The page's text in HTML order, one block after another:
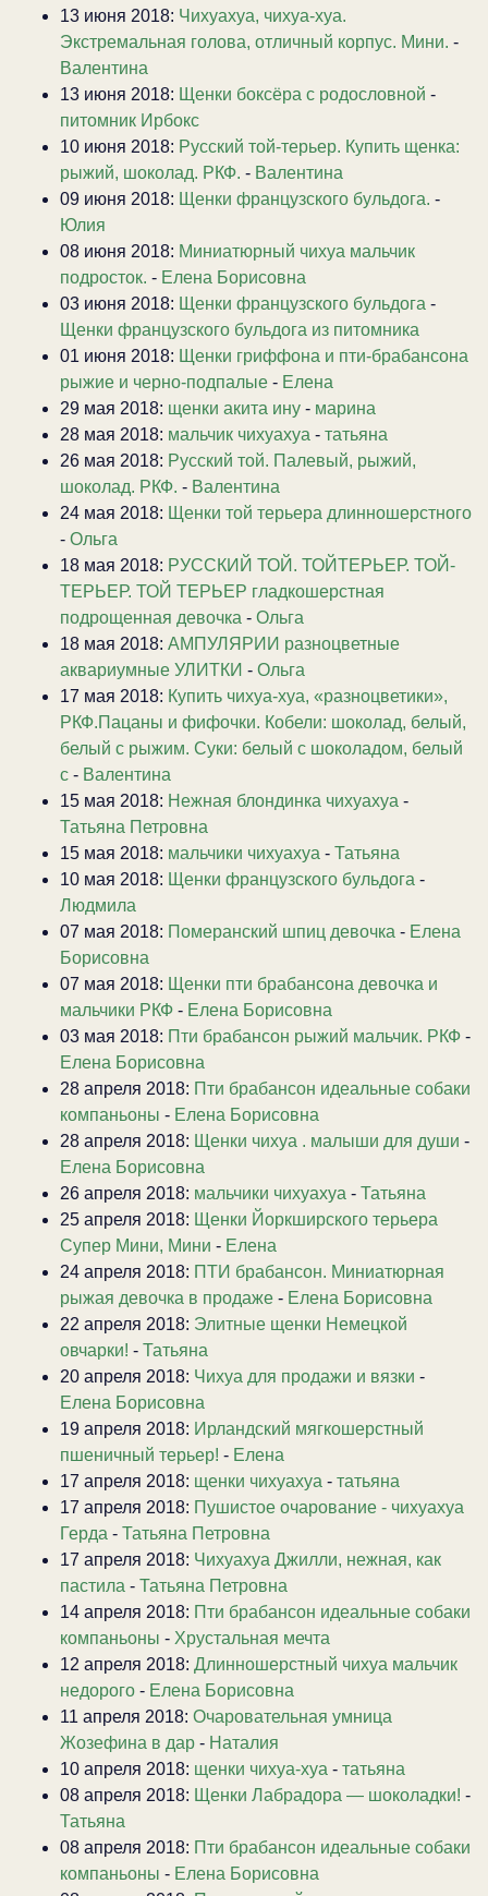
13 июня 2018: Чихуахуа, чихуа-хуа.
Экстремальная голова, отличный корпус. Мини. -
Валентина
13 июня 2018: Щенки боксёра с родословной -
питомник Ирбокс
10 июня 2018: Русский той-терьер. Купить щенка:
рыжий, шоколад. РКФ. - Валентина
09 июня 2018: Щенки французского бульдога. -
Юлия
08 июня 2018: Миниатюрный чихуа мальчик
подросток. - Елена Борисовна
03 июня 2018: Щенки французского бульдога -
Щенки французского бульдога из питомника
01 июня 2018: Щенки гриффона и пти-брабансона
рыжие и черно-подпалые - Елена
29 мая 2018: щенки акита ину - марина
28 мая 2018: мальчик чихуахуа - татьяна
26 мая 2018: Русский той. Палевый, рыжий,
шоколад. РКФ. - Валентина
24 мая 2018: Щенки той терьера длинношерстного
- Ольга
18 мая 2018: РУССКИЙ ТОЙ. ТОЙТЕРЬЕР. ТОЙ-
ТЕРЬЕР. ТОЙ ТЕРЬЕР гладкошерстная
подрощенная девочка - Ольга
18 мая 2018: АМПУЛЯРИИ разноцветные
аквариумные УЛИТКИ - Ольга
17 мая 2018: Купить чихуа-хуа, «разноцветики»,
РКФ.Пацаны и фифочки. Кобели: шоколад, белый,
белый с рыжим. Суки: белый с шоколадом, белый
с - Валентина
15 мая 2018: Нежная блондинка чихуахуа -
Татьяна Петровна
15 мая 2018: мальчики чихуахуа - Татьяна
10 мая 2018: Щенки французского бульдога -
Людмила
07 мая 2018: Померанский шпиц девочка - Елена
Борисовна
07 мая 2018: Щенки пти брабансона девочка и
мальчики РКФ - Елена Борисовна
03 мая 2018: Пти брабансон рыжий мальчик. РКФ -
Елена Борисовна
28 апреля 2018: Пти брабансон идеальные собаки
компаньоны - Елена Борисовна
28 апреля 2018: Щенки чихуа . малыши для души -
Елена Борисовна
26 апреля 2018: мальчики чихуахуа - Татьяна
25 апреля 2018: Щенки Йоркширского терьера
Супер Мини, Мини - Елена
24 апреля 2018: ПТИ брабансон. Миниатюрная
рыжая девочка в продаже - Елена Борисовна
22 апреля 2018: Элитные щенки Немецкой
овчарки! - Татьяна
20 апреля 2018: Чихуа для продажи и вязки -
Елена Борисовна
19 апреля 2018: Ирландский мягкошерстный
пшеничный терьер! - Елена
17 апреля 2018: щенки чихуахуа - татьяна
17 апреля 2018: Пушистое очарование - чихуахуа
Герда - Татьяна Петровна
17 апреля 2018: Чихуахуа Джилли, нежная, как
пастила - Татьяна Петровна
14 апреля 2018: Пти брабансон идеальные собаки
компаньоны - Хрустальная мечта
12 апреля 2018: Длинношерстный чихуа мальчик
недорого - Елена Борисовна
11 апреля 2018: Очаровательная умница
Жозефина в дар - Наталия
10 апреля 2018: щенки чихуа-хуа - татьяна
08 апреля 2018: Щенки Лабрадора — шоколадки! -
Татьяна
08 апреля 2018: Пти брабансон идеальные собаки
компаньоны - Елена Борисовна